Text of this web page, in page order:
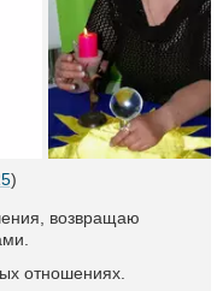
)
возвращаю
отношениях.